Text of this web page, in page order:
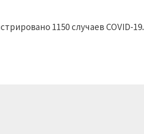
1150 случаев COVID-19.